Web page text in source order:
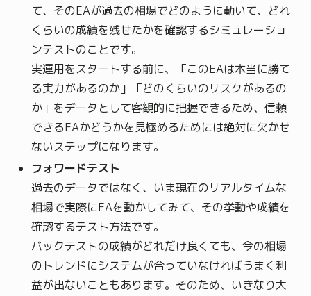
て、そのEAが過去の相場でどのように動いて、どれ
くらいの成績を残せたかを確認するシミュレーショ
ンテストのことです。
実運用をスタートする前に、「このEAは本当に勝て
る実力があるのか」「どのくらいのリスクがあるの
か」をデータとして客観的に把握できるため、信頼
できるEAかどうかを見極めるためには絶対に欠かせ
ないステップになります。
フォワードテスト
過去のデータではなく、いま現在のリアルタイムな
相場で実際にEAを動かしてみて、その挙動や成績を
確認するテスト方法です。
バックテストの成績がどれだけ良くても、今の相場
のトレンドにシステムが合っていなければうまく利
益が出ないこともあります。そのため、いきなり大